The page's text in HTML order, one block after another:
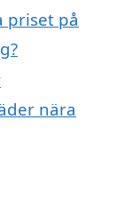
priset på
nära